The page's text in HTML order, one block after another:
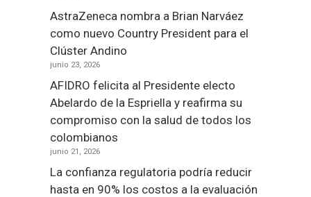
AstraZeneca nombra a Brian Narváez
como nuevo Country President para el
Clúster Andino
junio 23, 2026
AFIDRO felicita al Presidente electo
Abelardo de la Espriella y reafirma su
compromiso con la salud de todos los
colombianos
junio 21, 2026
La confianza regulatoria podría reducir
hasta en 90% los costos a la evaluación